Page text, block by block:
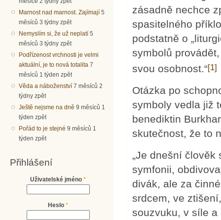
Marnost nad marnost. Zajímají 5
měsíců 3 týdny zpět
Nemyslím si, že už neplatí 5
měsíců 3 týdny zpět
Podřízenost vrchnosti je velmi
aktuální, je to nová totalita 7
měsíců 1 týden zpět
Věda a náboženství 7 měsíců 2
týdny zpět
Ještě nejsme na dně 9 měsíců 1
týden zpět
Pořád to je stejné 9 měsíců 1
týden zpět
Přihlášení
Uživatelské jméno *
Heslo *
zásadně nechce
spasitelného
podstatně o
symbolů
svou osobnost.“[1]
Otázka po
symboly vedla již
benediktin
skutečnost, že to
„Je dnešní člověk
symfonii,
divák, ale za
srdcem, ve
souzvuku, v síle a